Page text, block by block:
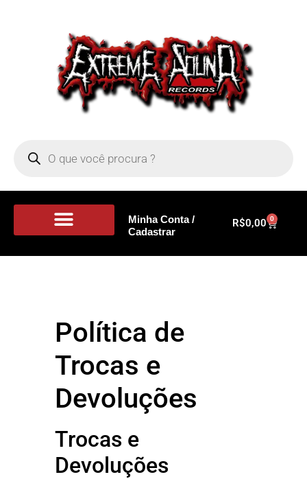
Minha Conta /
Cadastrar
R$0,00 0
Política de
Trocas e
Devoluções
Trocas e
Devoluções